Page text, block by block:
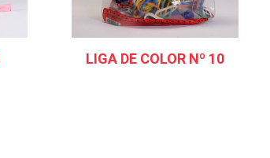
LIGA DE COLOR Nº 10